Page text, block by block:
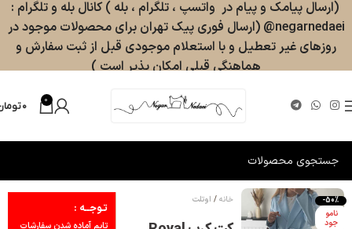
0 ۰
-50%
نامو
جود
خانه اوتلت
تـوجــه :
تایم آماده شدن سفارشات
(ارسال پیامک و پیام در واتسپ ، تلگرام ، بله ) کانال بله و تلگرام :
negarnedaei@ (ارسال فوری پیک تهران برای محصولات موجود در
روزهای غیر تعطیل و با استعلام موجودی قبل از ثبت سفارش و
هماهنگی قبلی امکان پذیر است )